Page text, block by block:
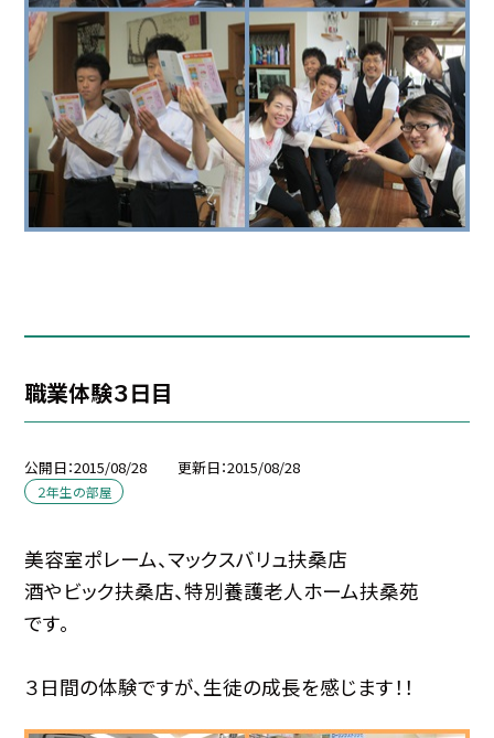
職業体験３日目
公開日 2015/08/28 更新日 2015/08/28
２年生の部屋
美容室ポレーム、マックスバリュ扶桑店
酒やビック扶桑店、特別養護老人ホーム扶桑苑
です。
３日間の体験ですが、生徒の成長を感じます！！